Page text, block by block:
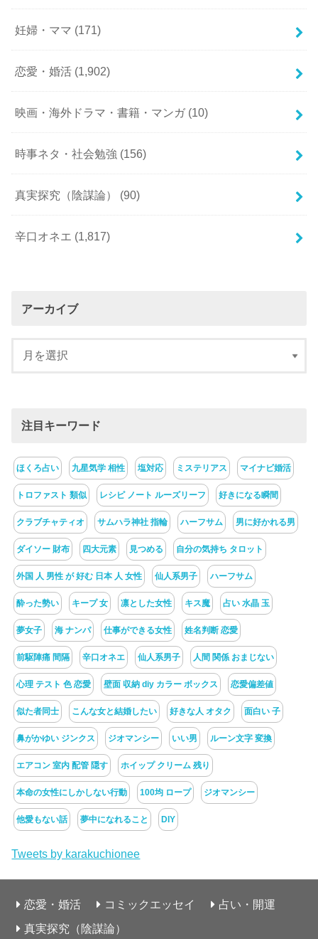
妊婦・ママ (171)
恋愛・婚活 (1,902)
映画・海外ドラマ・書籍・マンガ (10)
時事ネタ・社会勉強 (156)
真実探究（陰謀論） (90)
辛口オネエ (1,817)
アーカイブ
注目キーワード
ほくろ占い 九星気学 相性 塩対応 ミステリアス マイナビ婚活
トロファスト 類似 レシピ ノート ルーズリーフ 好きになる瞬間
クラブチャティオ サムハラ神社 指輪 ハーフサム 男に好かれる男
ダイソー 財布 四大元素 見つめる 自分の気持ち タロット
外国 人 男性 が 好む 日本 人 女性 仙人系男子 ハーフサム
酔った勢い キープ 女 凛とした女性 キス魔 占い 水晶 玉
夢女子 海 ナンパ 仕事ができる女性 姓名判断 恋愛
前駆陣痛 間隔 辛口オネエ 仙人系男子 人間 関係 おまじない
心理 テスト 色 恋愛 壁面 収納 diy カラー ボックス 恋愛偏差値
似た者同士 こんな女と結婚したい 好きな人 オタク 面白い 子
鼻がかゆい ジンクス ジオマンシー いい男 ルーン文字 変換
エアコン 室内 配管 隠す ホイップ クリーム 残り
本命の女性にしかしない行動 100均 ロープ ジオマンシー
他愛もない話 夢中になれること DIY
Tweets by karakuchionee
恋愛・婚活 コミックエッセイ
占い・開運
真実探究（陰謀論）